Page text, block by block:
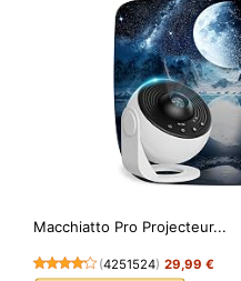
Macchiatto Pro Projecteur...
(4251524) 29,99 €